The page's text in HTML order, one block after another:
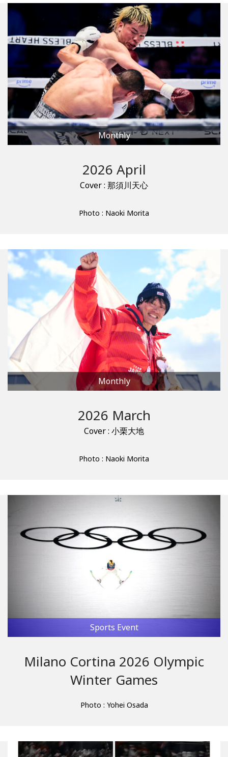
Monthly
2026 April
Cover : 那須川天心
Photo : Naoki Morita
Monthly
2026 March
Cover : 小栗大地
Photo : Naoki Morita
Sports Event
Milano Cortina 2026 Olympic
Winter Games
Photo : Yohei Osada